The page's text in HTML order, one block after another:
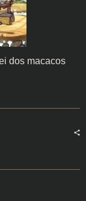
dos macacos